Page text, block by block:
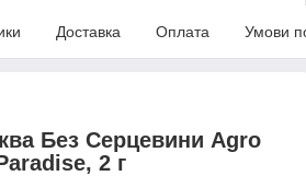
Доставка Оплата Умови
Без Серцевини Agro
2 г